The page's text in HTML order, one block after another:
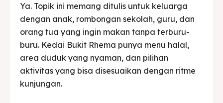
Ya. Topik ini memang ditulis untuk keluarga
dengan anak, rombongan sekolah, guru, dan
orang tua yang ingin makan tanpa terburu-
buru. Kedai Bukit Rhema punya menu halal,
area duduk yang nyaman, dan pilihan
aktivitas yang bisa disesuaikan dengan ritme
kunjungan.